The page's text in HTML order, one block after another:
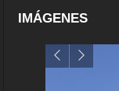
IMÁGENES